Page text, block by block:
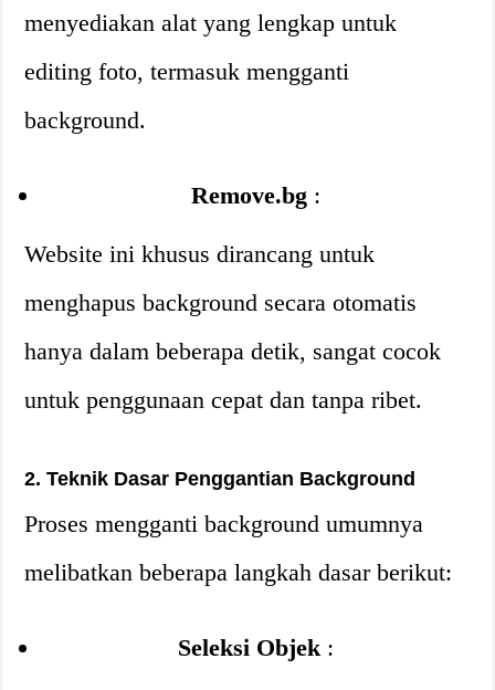
menyediakan alat yang lengkap untuk
editing foto, termasuk mengganti
background.
Remove.bg :
Website ini khusus dirancang untuk
menghapus background secara otomatis
hanya dalam beberapa detik, sangat cocok
untuk penggunaan cepat dan tanpa ribet.
2. Teknik Dasar Penggantian Background
Proses mengganti background umumnya
melibatkan beberapa langkah dasar berikut:
Seleksi Objek :